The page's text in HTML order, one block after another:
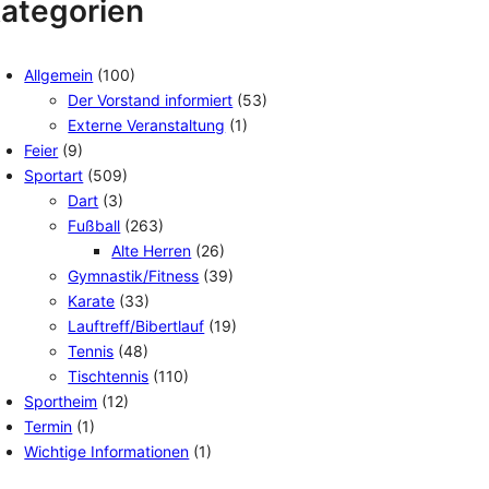
Allgemein (100)
Der Vorstand informiert (53)
Externe Veranstaltung (1)
Feier (9)
Sportart (509)
Dart (3)
Fußball (263)
Alte Herren (26)
Gymnastik/Fitness (39)
Karate (33)
Lauftreff/Bibertlauf (19)
Tennis (48)
Tischtennis (110)
Sportheim (12)
Termin (1)
Wichtige Informationen (1)